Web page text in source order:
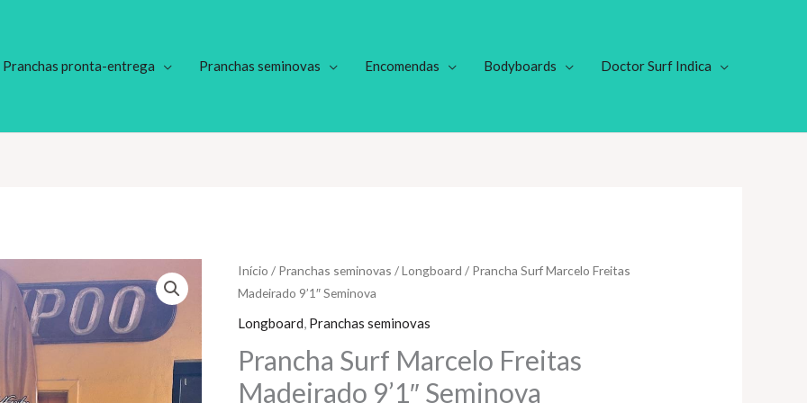
Pranchas pronta-entrega Pranchas seminovas Encomendas Bodyboards Doctor Surf Indica
Início / Pranchas seminovas /Longboard / Prancha Surf Marcelo Freitas
Madeirado 9’1″ Seminova
Longboard, Pranchas seminovas
Prancha Surf Marcelo Freitas
Madeirado 9’1″ Seminova